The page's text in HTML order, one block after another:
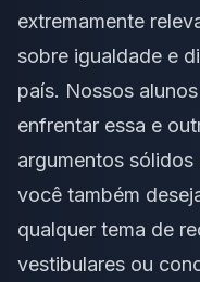
extremamente
sobre igualdade e
país. Nossos
enfrentar essa e
argumentos
você também
qualquer tema de
vestibulares ou